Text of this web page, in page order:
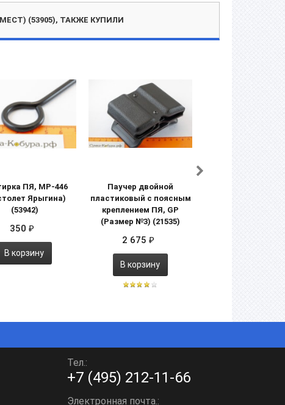
(53905), ТАКЖЕ КУПИЛИ
ПЯ, МР-446
Ярыгина)
(53942)
350 ₽
В корзину
Паучер двойной
пластиковый с поясным
креплением ПЯ, GP
(Размер №3) (21535)
2 675 ₽
В корзину
Тел.:
+7 (495) 212-11-66
Электронная почта.: